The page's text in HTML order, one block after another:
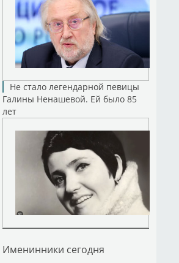
Не стало легендарной певицы
Галины Ненашевой. Ей было 85
лет
Именинники сегодня